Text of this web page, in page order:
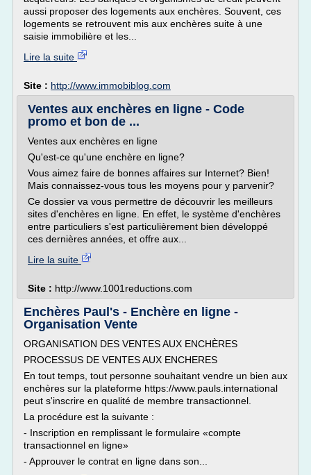
aussi proposer des logements aux enchères. Souvent, ces
logements se retrouvent mis aux enchères suite à une
saisie immobilière et les...
Lire la suite
Site : http://www.immobiblog.com
Ventes aux enchères en ligne - Code
promo et bon de ...
Ventes aux enchères en ligne
Qu'est-ce qu'une enchère en ligne?
Vous aimez faire de bonnes affaires sur Internet? Bien!
Mais connaissez-vous tous les moyens pour y parvenir?
Ce dossier va vous permettre de découvrir les meilleurs
sites d'enchères en ligne. En effet, le système d'enchères
entre particuliers s'est particulièrement bien développé
ces dernières années, et offre aux...
Lire la suite
Site : http://www.1001reductions.com
Enchères Paul's - Enchère en ligne -
Organisation Vente
ORGANISATION DES VENTES AUX ENCHÈRES
PROCESSUS DE VENTES AUX ENCHERES
En tout temps, tout personne souhaitant vendre un bien aux
enchères sur la plateforme https://www.pauls.international
peut s'inscrire en qualité de membre transactionnel.
La procédure est la suivante :
- Inscription en remplissant le formulaire «compte
transactionnel en ligne»
- Approuver le contrat en ligne dans son...